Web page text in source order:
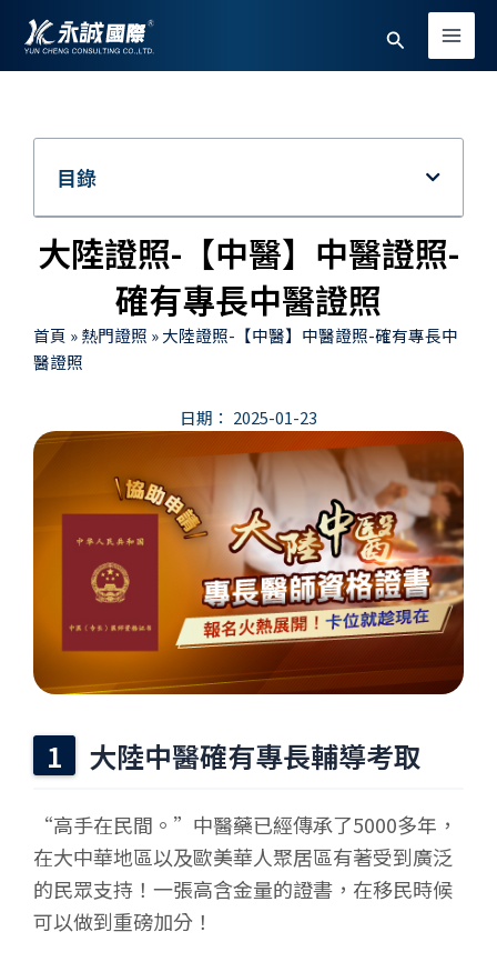
搜
尋
Main
目錄
大陸證照-【中醫】中醫證照-
確有專長中醫證照
首頁 »熱門證照 »大陸證照-【中醫】中醫證照-確有專長中
醫證照
日期： 2025-01-23
大陸中醫確有專長輔導考取
“高手在民間。”中醫藥已經傳承了5000多年，
在大中華地區以及歐美華人聚居區有著受到廣泛
的民眾支持！一張高含金量的證書，在移民時候
可以做到重磅加分！